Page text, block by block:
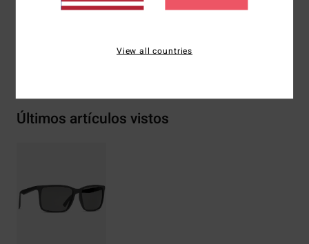
2% Aleación de Zinc
Últimos artículos vistos
View all countries